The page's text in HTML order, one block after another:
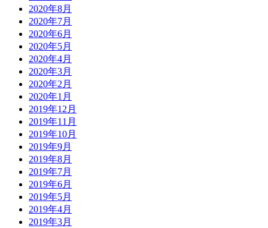
2020年8月
2020年7月
2020年6月
2020年5月
2020年4月
2020年3月
2020年2月
2020年1月
2019年12月
2019年11月
2019年10月
2019年9月
2019年8月
2019年7月
2019年6月
2019年5月
2019年4月
2019年3月